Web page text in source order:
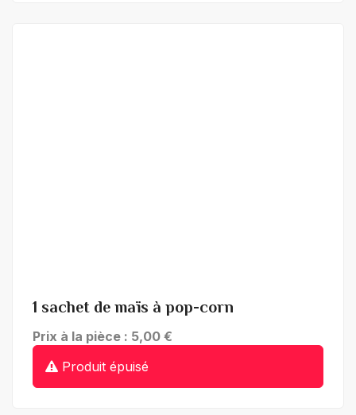
1 sachet de maïs à pop-corn
Prix à la pièce : 5,00 €
Produit épuisé